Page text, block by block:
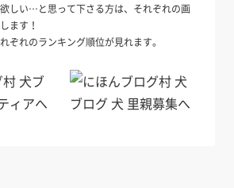
しい…と思って下さる方は、それぞれの画
ます！
ぞれのランキング順位が見れます。